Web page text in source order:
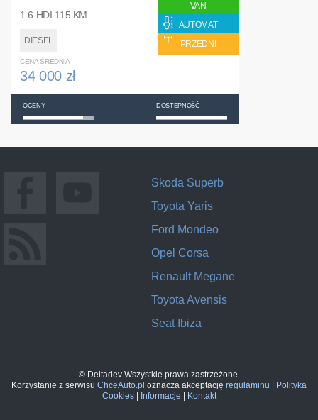
1.6 HDI 115 KM
DIESEL
VAN
AUTOMAT
PRZEDNI
CENA ŚREDNIA
34 000 zł
OCENY DOSTĘPNOŚĆ
Skoda Superb
Toyota Yaris
Ford Mondeo
Opel Corsa
Renault Megane
Toyota Avensis
Seat Ibiza
© Deltadev Wszystkie prawa zastrzeżone.
Korzystanie z serwisu ChceAuto.pl oznacza akceptację regulaminu
Polityka
Cookies| Informacje Kontakt